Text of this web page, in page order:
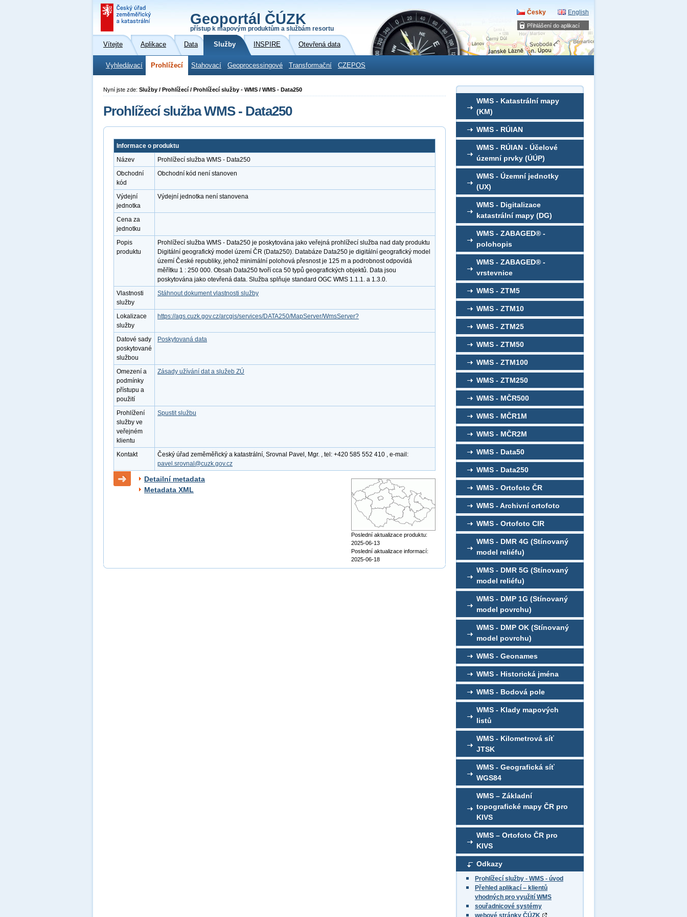
Přihlášení do aplikací
Geoportál ČÚZK
přístup k mapovým produktům a službám resortu
Česky English
Vítejte Aplikace Data Služby INSPIRE Otevřená data
Vyhledávací Prohlížecí Stahovací Geoprocessingové Transformační CZEPOS
WMS - Katastrální mapy
(KM)
WMS - RÚIAN
WMS - RÚIAN - Účelové
územní prvky (ÚÚP)
WMS - Územní jednotky
(UX)
WMS - Digitalizace
katastrální mapy (DG)
WMS - ZABAGED® -
polohopis
WMS - ZABAGED® -
vrstevnice
WMS - ZTM5
WMS - ZTM10
WMS - ZTM25
WMS - ZTM50
WMS - ZTM100
WMS - ZTM250
WMS - MČR500
WMS - MČR1M
WMS - MČR2M
WMS - Data50
WMS - Data250
WMS - Ortofoto ČR
WMS - Archivní ortofoto
WMS - Ortofoto CIR
WMS - DMR 4G (Stínovaný
model reliéfu)
WMS - DMR 5G (Stínovaný
model reliéfu)
WMS - DMP 1G (Stínovaný
model povrchu)
WMS - DMP OK (Stínovaný
model povrchu)
WMS - Geonames
WMS - Historická jména
WMS - Bodová pole
WMS - Klady mapových
listů
WMS - Kilometrová síť
JTSK
WMS - Geografická síť
WGS84
WMS – Základní
topografické mapy ČR pro
KIVS
WMS – Ortofoto ČR pro
KIVS
Odkazy
Prohlížecí služby - WMS - úvod
Přehled aplikací – klientů
vhodných pro využití WMS
souřadnicové systémy
webové stránky ČÚZK
Nyní jste zde: Služby / Prohlížecí / Prohlížecí služby - WMS / WMS - Data250
Prohlížecí služba WMS - Data250
Informace o produktu
Název
Prohlížecí služba WMS - Data250
Obchodní
kód
Obchodní kód není stanoven
Výdejní
jednotka
Výdejní jednotka není stanovena
Cena za
jednotku
Popis
produktu
Prohlížecí služba WMS - Data250 je poskytována jako veřejná prohlížecí služba nad daty produktu
Digitální geografický model území ČR (Data250). Databáze Data250 je digitální geografický model
území České republiky, jehož minimální polohová přesnost je 125 m a podrobnost odpovídá
měřítku 1 : 250 000. Obsah Data250 tvoří cca 50 typů geografických objektů. Data jsou
poskytována jako otevřená data. Služba splňuje standard OGC WMS 1.1.1. a 1.3.0.
Vlastnosti
služby
Stáhnout dokument vlastnosti služby
Lokalizace
služby
https://ags.cuzk.gov.cz/arcgis/services/DATA250/MapServer/WmsServer?
Datové sady
poskytované
službou
Poskytovaná data
Omezení a
podmínky
přístupu a
použití
Zásady užívání dat a služeb ZÚ
Prohlížení
služby ve
veřejném
klientu
Spustit službu
Kontakt
Český úřad zeměměřický a katastrální, Srovnal Pavel, Mgr. , tel: +420 585 552 410 , e-mail:
pavel.srovnal@cuzk.gov.cz
Detailní metadata
Metadata XML
Poslední aktualizace produktu:
2025-06-13
Poslední aktualizace informací:
2025-06-18